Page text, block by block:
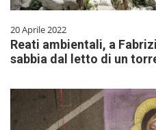
20 Aprile 2022
Reati ambientali, a
sabbia dal letto di un